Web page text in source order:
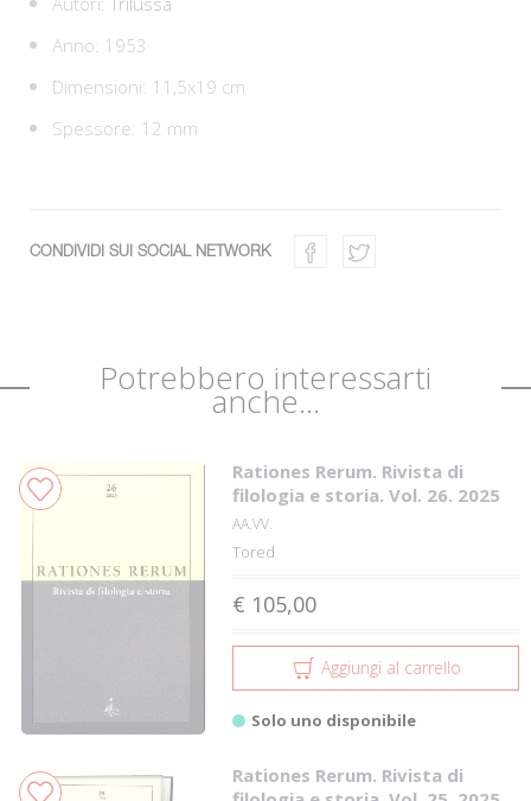
Anno: 1953
Dimensioni: 11,5x19 cm
Spessore: 12 mm
CONDIVIDI SUI SOCIAL NETWORK
Potrebbero interessarti
anche...
Rationes Rerum. Rivista di
filologia e storia. Vol. 26. 2025
AA.VV.
Tored
€ 105,00
Aggiungi al carrello
Solo uno disponibile
Rationes Rerum. Rivista di